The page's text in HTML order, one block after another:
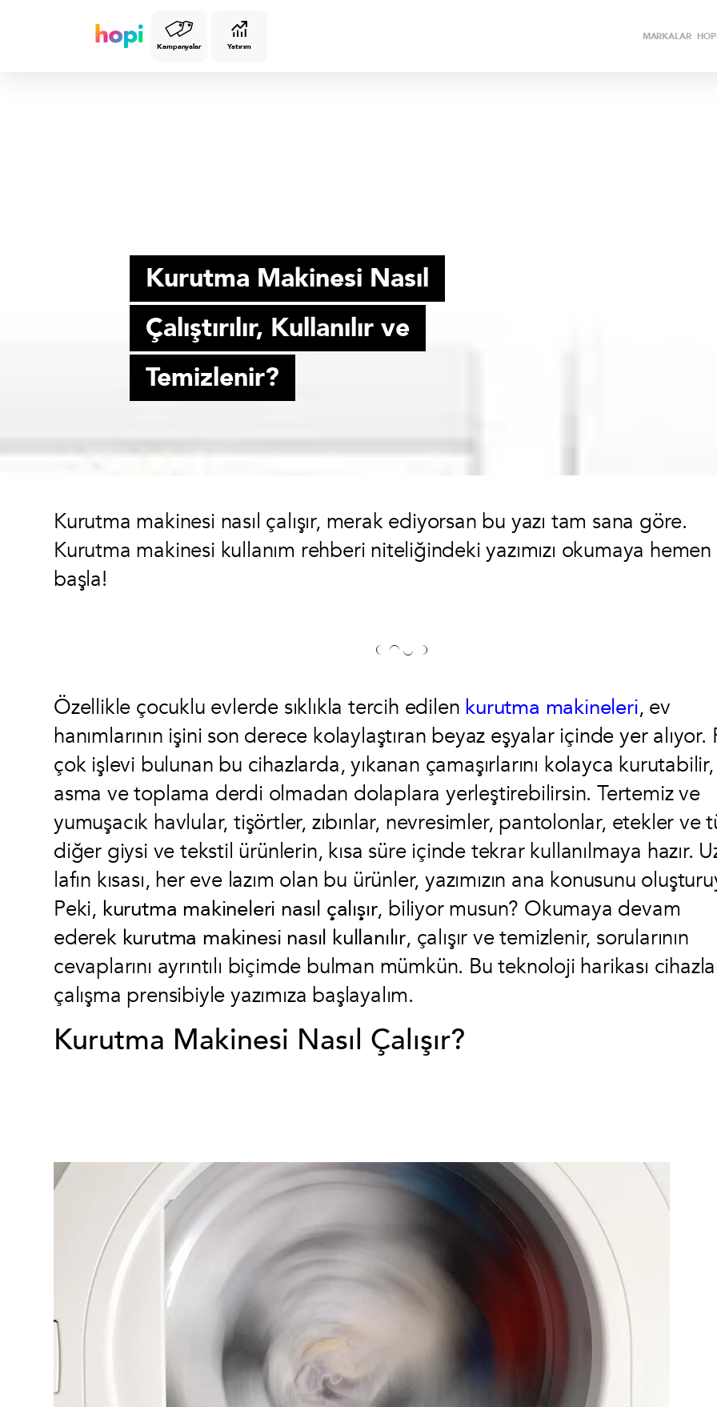
Kampanyalar Yatırım
MARKALAR
Kurutma Makinesi Nasıl
Çalıştırılır, Kullanılır ve
Temizlenir?
Kurutma makinesi nasıl çalışır, merak ediyorsan bu yazı tam sana göre.
Kurutma makinesi kullanım rehberi niteliğindeki yazımızı okumaya hemen
başla!
Özellikle çocuklu evlerde sıklıkla tercih edilen kurutma makineleri, ev
hanımlarının işini son derece kolaylaştıran beyaz eşyalar içinde yer alıyor.
çok işlevi bulunan bu cihazlarda, yıkanan çamaşırlarını kolayca kurutabilir,
asma ve toplama derdi olmadan dolaplara yerleştirebilirsin. Tertemiz ve
yumuşacık havlular, tişörtler, zıbınlar, nevresimler, pantolonlar, etekler ve
diğer giysi ve tekstil ürünlerin, kısa süre içinde tekrar kullanılmaya hazır.
lafın kısası, her eve lazım olan bu ürünler, yazımızın ana konusunu
Peki, kurutma makineleri nasıl çalışır, biliyor musun? Okumaya devam
ederek kurutma makinesi nasıl kullanılır, çalışır ve temizlenir, sorularının
cevaplarını ayrıntılı biçimde bulman mümkün. Bu teknoloji harikası
çalışma prensibiyle yazımıza başlayalım.
Kurutma Makinesi Nasıl Çalışır?